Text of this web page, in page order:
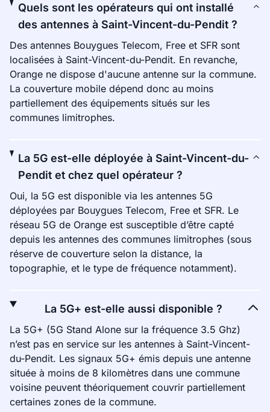
Quels sont les opérateurs qui ont installé
des antennes à Saint-Vincent-du-Pendit ?
Des antennes Bouygues Telecom, Free et SFR sont
localisées à Saint-Vincent-du-Pendit. En revanche,
Orange ne dispose d'aucune antenne sur la commune.
La couverture mobile dépend donc au moins
partiellement des équipements situés sur les
communes limitrophes.
La 5G est-elle déployée à Saint-Vincent-du-
Pendit et chez quel opérateur ?
Oui, la 5G est disponible via les antennes 5G
déployées par Bouygues Telecom, Free et SFR. Le
réseau 5G de Orange est susceptible d’être capté
depuis les antennes des communes limitrophes (sous
réserve de couverture selon la distance, la
topographie, et le type de fréquence notamment).
La 5G+ est-elle aussi disponible ?
La 5G+ (5G Stand Alone sur la fréquence 3.5 Ghz)
n’est pas en service sur les antennes à Saint-Vincent-
du-Pendit. Les signaux 5G+ émis depuis une antenne
située à moins de 8 kilomètres dans une commune
voisine peuvent théoriquement couvrir partiellement
certaines zones de la commune.